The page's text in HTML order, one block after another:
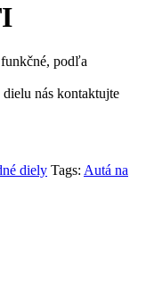
funkčné, podľa
nás kontaktujte
diely Tags: Autá na